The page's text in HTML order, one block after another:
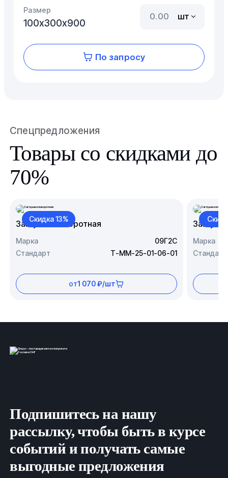
Размер
100х300х900
шт
По запросу
Спецпредложения
Товары со скидками до
70%
Скидка 13%
Заглушка поворотная
Марка
09Г2С
Стандарт
Т-ММ-25-01-06-01
от1 070 ₽/шт
Марка
Стандарт
Подпишитесь на нашу
рассылку, чтобы быть в курсе
событий и получать самые
выгодные предложения